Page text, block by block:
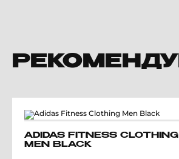
ADIDAS FITNESS CLOTHING
MEN BLACK